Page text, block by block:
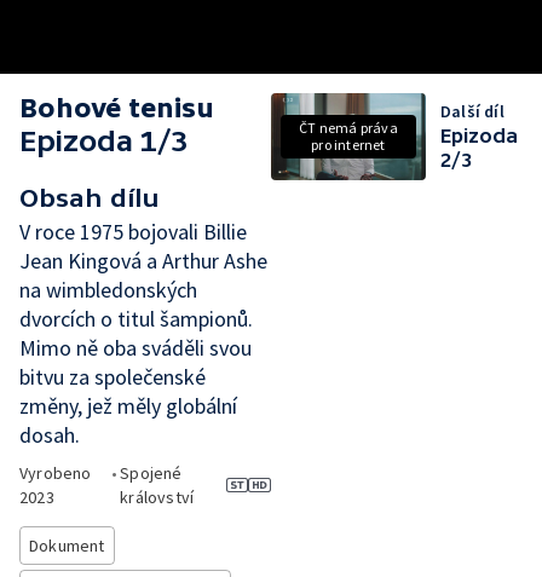
Bohové tenisu
Epizoda 1/3
Obsah dílu
V roce 1975 bojovali Billie
Jean Kingová a Arthur Ashe
na wimbledonských
dvorcích o titul šampionů.
Mimo ně oba sváděli svou
bitvu za společenské
změny, jež měly globální
dosah.
Vyrobeno
2023
•Spojené
království
Dokument
ČT nemá práva
pro internet
Další díl
Epizoda
2/3